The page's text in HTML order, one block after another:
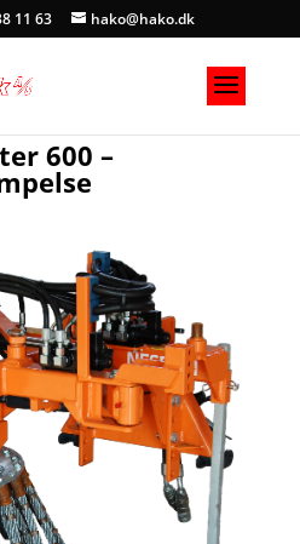
11 63 hako@hako.dk
600 –